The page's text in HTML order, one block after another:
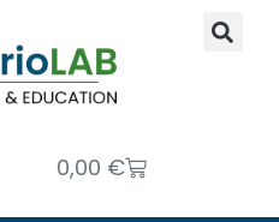
0,00 €